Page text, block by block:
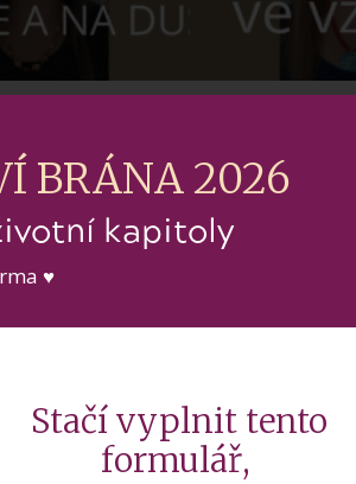
NA DUŠI
Jak na nudu
BRÁNA 2026
kapitoly
♥
Stačí vyplnit tento
formulář,